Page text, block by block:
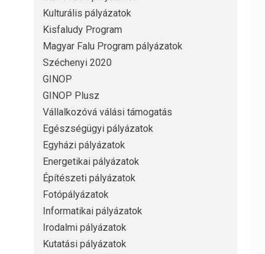
Kulturális pályázatok
Kisfaludy Program
Magyar Falu Program pályázatok
Széchenyi 2020
GINOP
GINOP Plusz
Vállalkozóvá válási támogatás
Egészségügyi pályázatok
Egyházi pályázatok
Energetikai pályázatok
Építészeti pályázatok
Fotópályázatok
Informatikai pályázatok
Irodalmi pályázatok
Kutatási pályázatok